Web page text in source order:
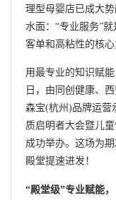
理型母婴店已成大
水面：“专业服务”
客单和高粘性的核心
用最专业的知识赋
日，由同创健康、
森宝(杭州)品牌运营
质启明者大会暨儿
成功举办。这场为
殿堂提速进发！
“殿堂级”专业赋能，